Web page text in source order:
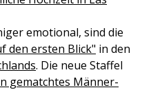
emotional, sind die
den ersten Blick" in den
. Die neue Staffel
gematchtes Männer-